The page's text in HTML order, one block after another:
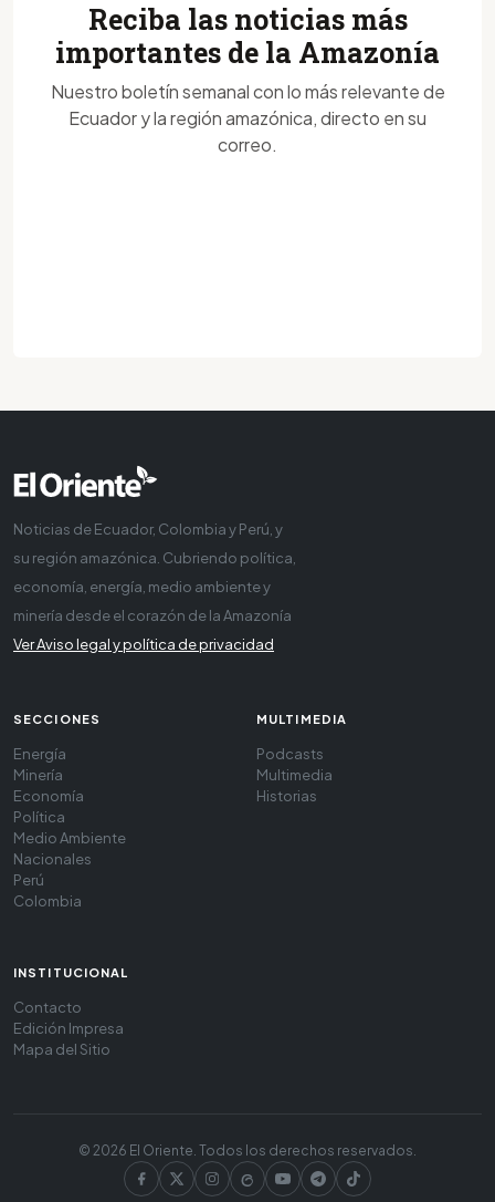
Reciba las noticias más
importantes de la Amazonía
Nuestro boletín semanal con lo más relevante de
Ecuador y la región amazónica, directo en su
correo.
Noticias de Ecuador, Colombia y Perú, y
su región amazónica. Cubriendo política,
economía, energía, medio ambiente y
minería desde el corazón de la Amazonía
Ver Aviso legal y política de privacidad
SECCIONES
Energía
Minería
Economía
Política
Medio Ambiente
Nacionales
Perú
Colombia
MULTIMEDIA
Podcasts
Multimedia
Historias
INSTITUCIONAL
Contacto
Edición Impresa
Mapa del Sitio
© 2026 El Oriente. Todos los derechos reservados.